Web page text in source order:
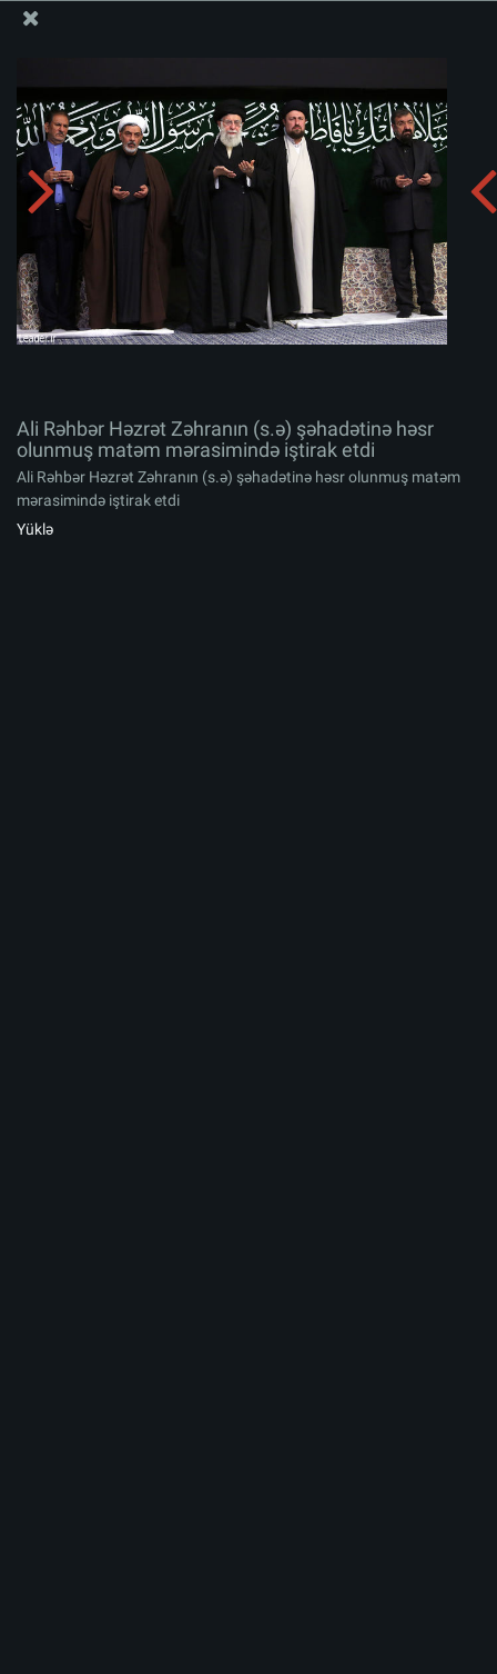
Ali Rəhbər Həzrət Zəhranın (s.ə) şəhadətinə həsr
olunmuş matəm mərasimində iştirak etdi
Ali Rəhbər Həzrət Zəhranın (s.ə) şəhadətinə həsr
olunmuş matəm mərasimində iştirak etdi
Ali Rəhbər Həzrət Zəhranın (s.ə) şəhadətinə həsr olunmuş matəm
mərasimində iştirak etdi
Yüklə